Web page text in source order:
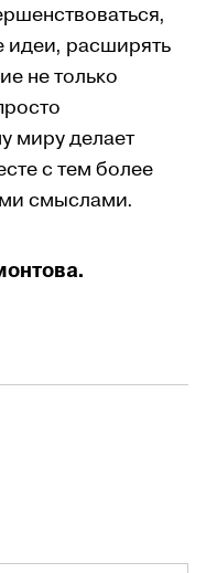
идеи, расширять
не только
миру делает
с тем более
смыслами.